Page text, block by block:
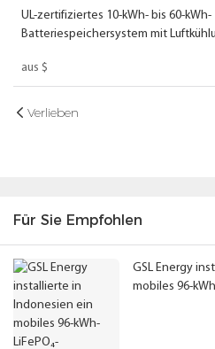
UL-zertifiziertes 10-kWh- bis 60-kWh-
Batteriespeichersystem mit
Anwendungen
aus $
Verlieben
Für Sie Empfohlen
GSL Energy
mobiles 96-